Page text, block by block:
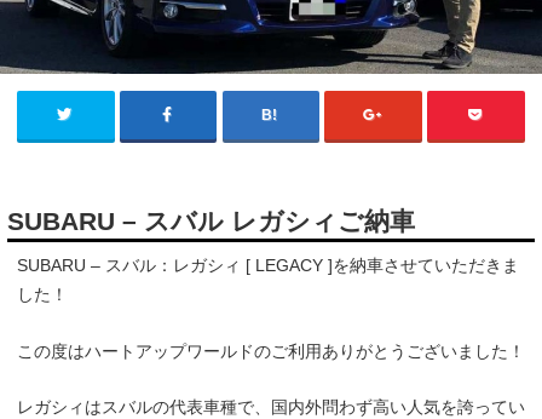
SUBARU – スバル レガシィご納車
SUBARU – スバル：レガシィ [ LEGACY ]を納車させていただきま
した！
この度はハートアップワールドのご利用ありがとうございました！
レガシィはスバルの代表車種で、国内外問わず高い人気を誇ってい